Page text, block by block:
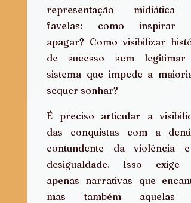
representação midiática
favelas: como inspirar
apagar? Como visibilizar
de sucesso sem legitimar
sistema que impede a
sequer sonhar?
É preciso articular a
das conquistas com a
contundente da violência e
desigualdade. Isso exige
apenas narrativas que
mas também aquelas